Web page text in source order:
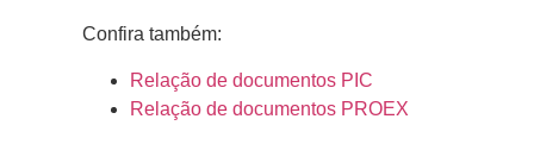
Confira também:
Relação de documentos PIC
Relação de documentos PROEX